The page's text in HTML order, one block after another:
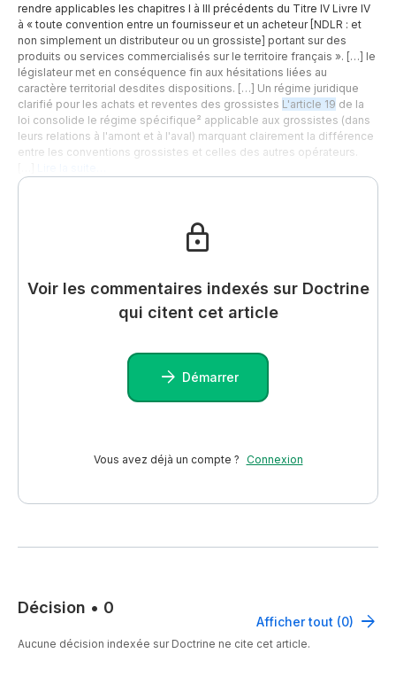
rendre applicables les chapitres I à III précédents du Titre IV Livre IV
à « toute convention entre un fournisseur et un acheteur [NDLR : et
non simplement un distributeur ou un grossiste] portant sur des
produits ou services commercialisés sur le territoire français ». […] le
législateur met en conséquence fin aux hésitations liées au
caractère territorial desdites dispositions. […] Un régime juridique
clarifié pour les achats et reventes des grossistes L'article 19 de la
loi consolide le régime spécifique² applicable aux grossistes (dans
leurs relations à l'amont et à l'aval) marquant clairement la différence
entre les conventions grossistes et celles des autres opérateurs.
Voir les commentaires indexés sur Doctrine
qui citent cet article
Démarrer
Vous avez déjà un compte ? Connexion
Décision • 0
Afficher tout (0)
Aucune décision indexée sur Doctrine ne cite cet article.